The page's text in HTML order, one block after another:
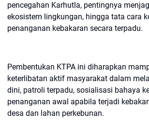
pencegahan Karhutla, pentingnya
ekosistem lingkungan, hingga tata cara
penanganan kebakaran secara terpadu.
Pembentukan KTPA ini diharapkan
keterlibatan aktif masyarakat dalam
dini, patroli terpadu, sosialisasi bahaya
penanganan awal apabila terjadi
desa dan lahan perkebunan.